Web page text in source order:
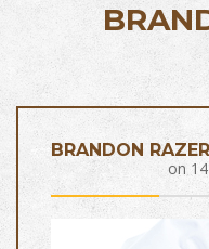
BRANDON RAZER
on